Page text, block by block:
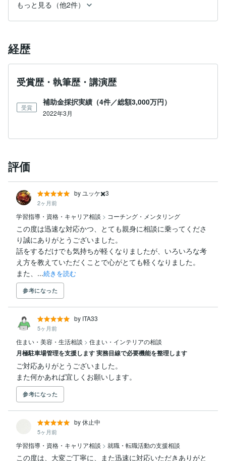
もっと見る（他2件）
経歴
受賞歴・執筆歴・講演歴
受賞
補助金採択実績（4件／総額3,000万円）
2022年3月
評価
by ユッケ✖️3
2ヶ月前
学習指導・資格・キャリア相談 > コーチング・メンタリング
この度は迅速な対応かつ、とても親身に相談に乗ってくださ
り誠にありがとうございました。
話をするだけでも気持ちが軽くなりましたが、いろいろな考
え方を教えていただくことで心がとても軽くなりました。
また、...続きを読む
参考になった
by ITA33
5ヶ月前
住まい・美容・生活相談 > 住まい・インテリアの相談
月極駐車場管理を支援します 実務目線で必要機能を整理します
ご対応ありがとうございました。
また何かあれば宜しくお願いします。
参考になった
by 休止中
5ヶ月前
学習指導・資格・キャリア相談 > 就職・転職活動の支援相談
この度は、大変ご丁寧に、また迅速に対応いただきありがと